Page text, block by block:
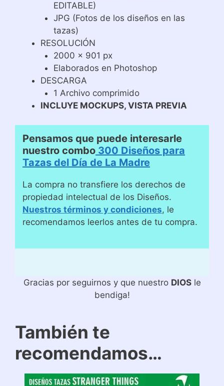
EDITABLE)
JPG (Fotos de los diseños en las
tazas)
RESOLUCIÓN
2000 x 901 px
Elaborados en Photoshop
DESCARGA
1 Archivo comprimido
INCLUYE MOCKUPS, VISTA PREVIA
Pensamos que puede interesarle
nuestro combo 300 Diseños para
Tazas del Día de La Madre
La compra no transfiere los derechos de
propiedad intelectual de los Diseños.
Nuestros términos y condiciones, le
recomendamos leerlos antes de tu compra.
Gracias por seguirnos y que nuestro DIOSle
bendiga!
También te
recomendamos…